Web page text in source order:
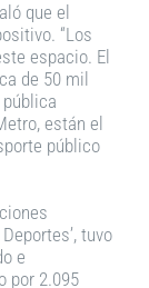
que el
“Los
espacio. El
de 50 mil
están el
público
tuvo
e
por 2.095